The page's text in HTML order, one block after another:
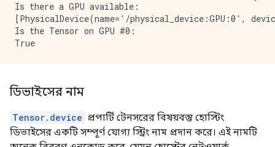
Is there a GPU available:
[PhysicalDevice(name='/physical_device:GPU:0',
Is the Tensor on GPU #0:
ডিভাইসের নাম
Tensor.device প্রপার্টি টেনসরের বিষয়বস্তু হোস্টিং
ডিভাইসের একটি সম্পূর্ণ যোগ্য স্ট্রিং নাম প্রদান করে। এই নামটি